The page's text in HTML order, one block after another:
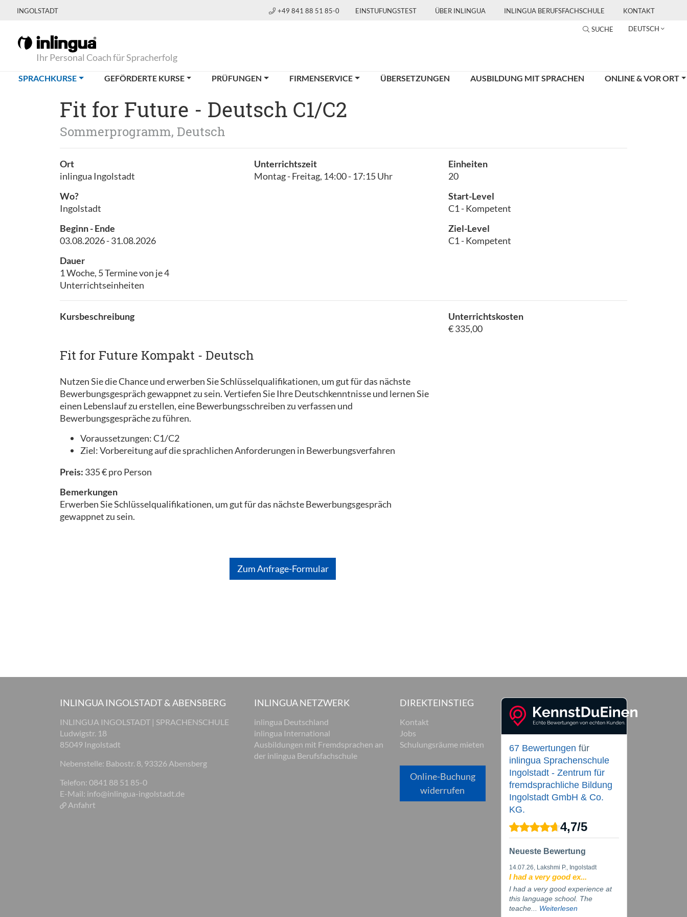
INGOLSTADT +49 841 88 51 85-0 EINSTUFUNGSTEST ÜBER INLINGUA INLINGUA BERUFSFACHSCHULE KONTAKT
SUCHE DEUTSCH
Ihr Personal Coach für Spracherfolg
SPRACHKURSE(CURRENT)GEFÖRDERTE KURSE PRÜFUNGEN FIRMENSERVICE ÜBERSETZUNGEN AUSBILDUNG MIT SPRACHEN ONLINE & VOR ORT
Fit for Future - Deutsch C1/C2
Sommerprogramm, Deutsch
Ort
inlingua Ingolstadt
Wo?
Ingolstadt
Beginn - Ende
03.08.2026 - 31.08.2026
Dauer
1 Woche, 5 Termine von je 4
Unterrichtseinheiten
Unterrichtszeit
Montag - Freitag, 14:00 - 17:15 Uhr
Einheiten
20
Start-Level
C1 - Kompetent
Ziel-Level
C1 - Kompetent
Kursbeschreibung
Fit for Future Kompakt - Deutsch
Nutzen Sie die Chance und erwerben Sie Schlüsselqualifikationen, um gut für das nächste
Bewerbungsgespräch gewappnet zu sein. Vertiefen Sie Ihre Deutschkenntnisse und lernen Sie
einen Lebenslauf zu erstellen, eine Bewerbungsschreiben zu verfassen und
Bewerbungsgespräche zu führen.
Voraussetzungen: C1/C2
Ziel: Vorbereitung auf die sprachlichen Anforderungen in Bewerbungsverfahren
Preis: 335 € pro Person
Bemerkungen
Erwerben Sie Schlüsselqualifikationen, um gut für das nächste Bewerbungsgespräch
gewappnet zu sein.
Unterrichtskosten
€ 335,00
Zum Anfrage-Formular
INLINGUA INGOLSTADT & ABENSBERG
INLINGUA INGOLSTADT | SPRACHENSCHULE
Ludwigstr. 18
85049 Ingolstadt
Nebenstelle: Babostr. 8, 93326 Abensberg
Telefon: 0841 88 51 85-0
E-Mail: info@inlingua-ingolstadt.de
Anfahrt
INLINGUA NETZWERK
inlingua Deutschland
inlingua International
Ausbildungen mit Fremdsprachen an
der inlingua Berufsfachschule
DIREKTEINSTIEG
Kontakt
Jobs
Schulungsräume mieten
Online-Buchung
widerrufen
67 Bewertungen für
inlingua Sprachenschule
Ingolstadt - Zentrum für
fremdsprachliche Bildung
Ingolstadt GmbH & Co.
KG.
4,7/5
Neueste Bewertung
14.07.26, Lakshmi P., Ingolstadt
I had a very good ex...
I had a very good experience at
this language school. The
teache... Weiterlesen